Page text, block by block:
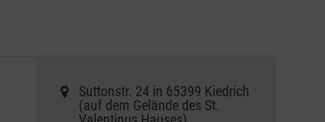
Suttonstr. 24 in 65399 Kiedrich
(auf dem Gelände des St.